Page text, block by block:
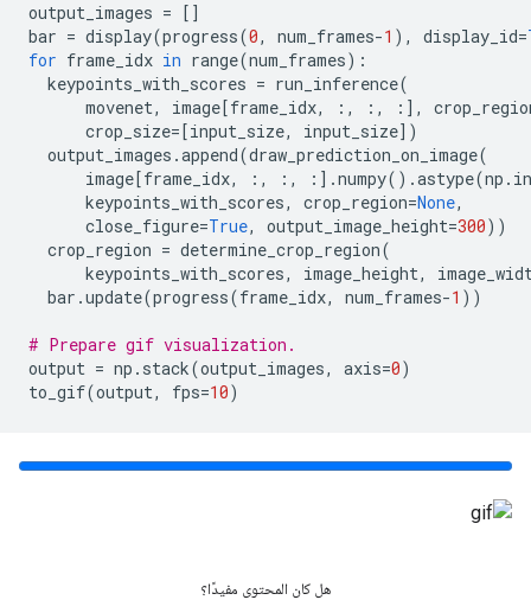
output_images = []
bar = display(progress(0, num_frames-1 ), display_id=
for frame_idx in range(num_frames):
keypoints_with_scores = run_inference(
movenet, image[frame_idx, :, :, :],
crop_size=[input_size, input_size])
output_images .append(draw_prediction_on_image(
image[frame_idx, :, :, :].numpy().astype(np .
keypoints_with_scores, crop_region=None,
close_figure=True, output_image_height=300))
crop_region = determine_crop_region(
keypoints_with_scores, image_height,
bar .update(progress(frame_idx, num_frames-1 ))
# Prepare gif visualization.
output = np . stack(output_images, axis=0)
to_gif(output, fps=10)
هل كان المحتوى مفيدًا؟